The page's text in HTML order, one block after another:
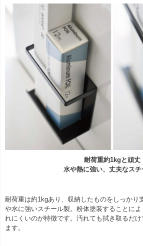
耐荷重約1kgと頑丈
水や熱に強い、丈夫なスチ
耐荷重は約1kgあり、収納したものをしっかり
や水に強いスチール製。粉体塗装することに
れにくいのが特徴です。汚れても拭き取るだ
ます。